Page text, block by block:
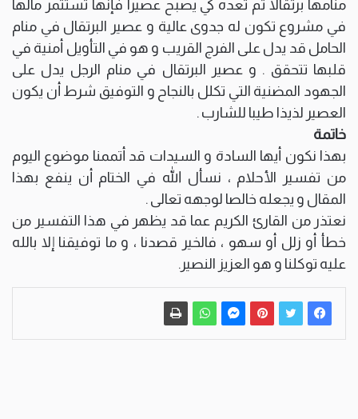
منامها برتقالا ثم تعده كي يصبح عصيرا فإنها تستثمر مالها
في مشروع تكون له جدوى عالية و عصير البرتقال في منام
الحامل قد يدل على الفرج القريب و هو في التأويل أمنية في
قلبها تتحقق . و عصير البرتقال في منام الرجل يدل على
الجهود المضنية التي تكلل بالنجاح و التوفيق شرط أن يكون
العصير لذيذا طيبا للشارب .
خاتمة
بهذا نكون أيها السادة و السيدات قد أتممنا موضوع اليوم
من تفسير الأحلام ، نسأل الله في الختام أن ينفع بهذا
المقال و يجعله خالصا لوجهه تعالى .
نعتذر من القارئ الكريم عما قد يظهر في هذا التفسير من
خطأ أو زلل أو سهو ، فالخير قصدنا ، و ما توفيقنا إلا بالله
عليه توكلنا و هو العزيز النصير.